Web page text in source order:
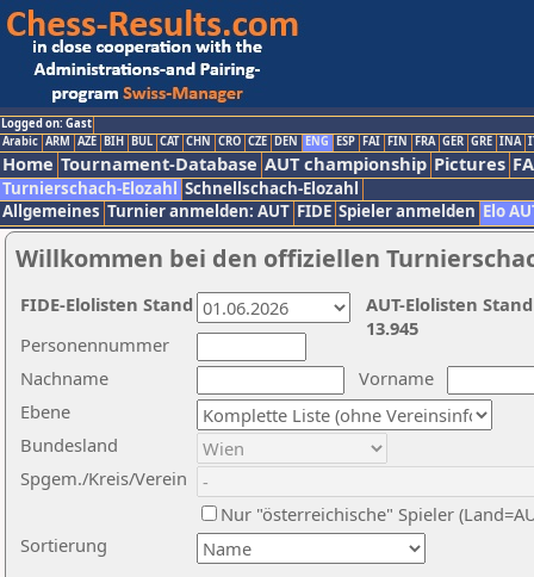
Logged on: Gast
Arabic ARM AZE BIH BUL CAT CHN CRO CZE DEN ENG ESP FAI FIN FRA GER GRE INA
Home Tournament-Database AUT championship Pictures
Turnierschach-Elozahl Schnellschach-Elozahl
Allgemeines Turnier anmelden: AUT FIDE Spieler anmelden Elo
Willkommen bei den offiziellen
Nachname
Vorname
Ebene
Sortierung
Personennummer
Bundesland
Spgem./Kreis/Verein
Nur "österreichische" Spieler
AUT-Elolisten
13.945
FIDE-Elolisten Stand